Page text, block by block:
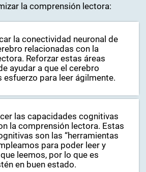
la comprensión lectora:
la conectividad neuronal de
relacionadas con la
Reforzar estas áreas
ayudar a que el cerebro
esfuerzo para leer ágilmente.
las capacidades cognitivas
la comprensión lectora. Estas
son las “herramientas
para poder leer y
leemos, por lo que es
en buen estado.